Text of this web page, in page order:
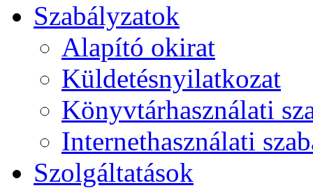
Szabályzatok
Alapító okirat
Küldetésnyilatkozat
Könyvtárhasználati
Internethasználati
Szolgáltatások